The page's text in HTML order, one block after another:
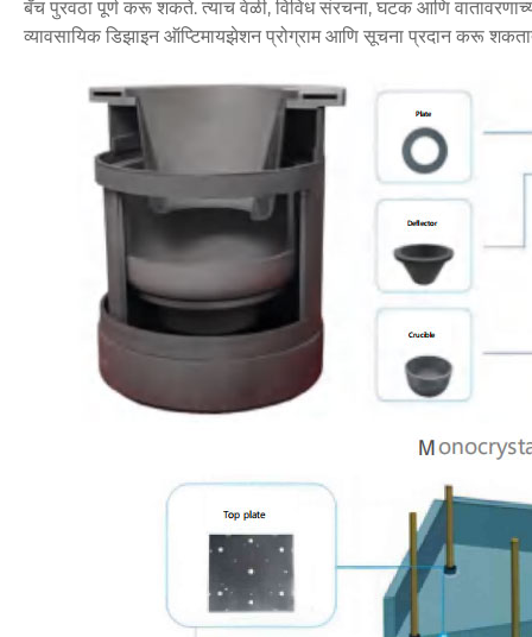
बॅच पुरवठा पूर्ण करू शकते. त्याच वेळी, विविध संरचना, घटक आणि
व्यावसायिक डिझाइन ऑप्टिमायझेशन प्रोग्राम आणि सूचना प्रदान करू